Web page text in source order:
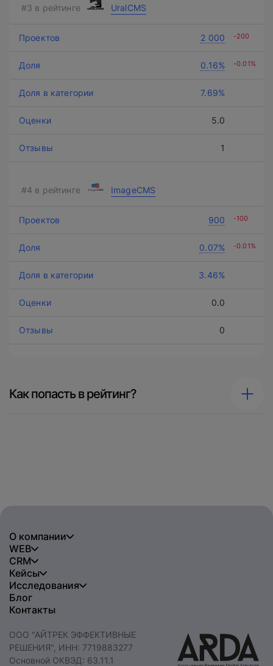
UralCMS
2 000 -200
0.16% -0.01%
7.69%
5.0
1
ImageCMS
900 -100
0.07% -0.01%
3.46%
0.0
0
Как попасть в рейтинг?
О компании
WEB
CRM
Кейсы
Исследования
Блог
Контакты
ООО "АЙТРЕК ЭФФЕКТИВНЫЕ
РЕШЕНИЯ", ИНН: 7719883277
Основной ОКВЭД: 63.11.1